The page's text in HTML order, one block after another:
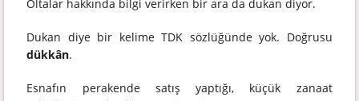
Oltalar hakkında bilgi verirken bir ara da dukan diyor.
Dukan diye bir kelime TDK sözlüğünde yok. Doğrusu
dükkân.
Esnafın perakende satış yaptığı, küçük zanaat